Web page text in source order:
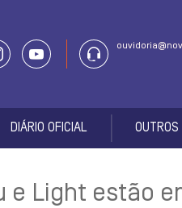
DIÁRIO OFICIAL OUTROS
e Light estão